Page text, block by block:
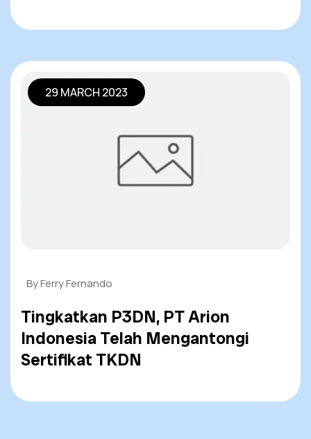
29 MARCH 2023
By Ferry Fernando
Tingkatkan P3DN, PT Arion
Indonesia Telah Mengantongi
Sertifikat TKDN